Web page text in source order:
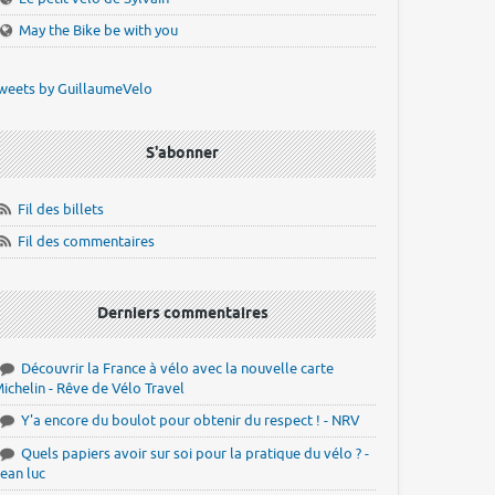
May the Bike be with you
by GuillaumeVelo
S'abonner
Fil des billets
Fil des commentaires
Derniers commentaires
Découvrir la France à vélo avec la nouvelle carte
- Rêve de Vélo Travel
Y'a encore du boulot pour obtenir du respect ! - NRV
Quels papiers avoir sur soi pour la pratique du vélo ? -
luc